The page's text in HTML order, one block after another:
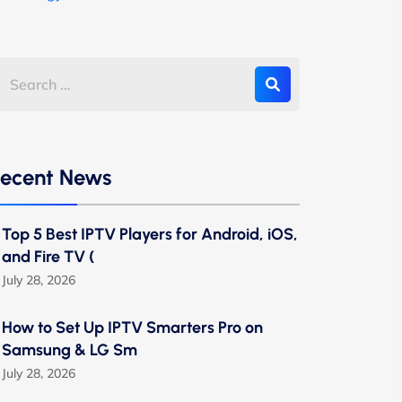
News
Top 5 Best IPTV Players for Android, iOS,
and Fire TV (
July 28, 2026
How to Set Up IPTV Smarters Pro on
Samsung & LG Sm
July 28, 2026